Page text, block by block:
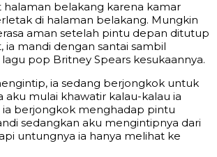
halaman belakang karena kamar
di halaman belakang. Mungkin
aman setelah pintu depan ditutup
ia mandi dengan santai sambil
pop Britney Spears kesukaannya.
ia sedang berjongkok untuk
aku mulai khawatir kalau-kalau ia
berjongkok menghadap pintu
sedangkan aku mengintipnya dari
untungnya ia hanya melihat ke